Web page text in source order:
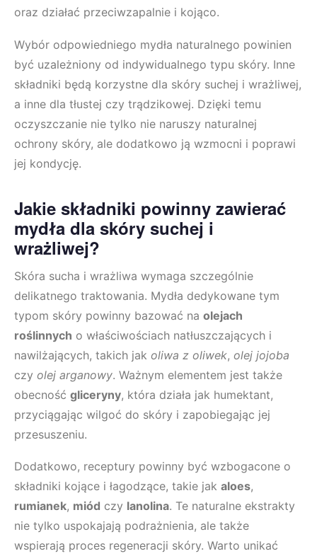
oraz działać przeciwzapalnie i kojąco.
Wybór odpowiedniego mydła naturalnego powinien
być uzależniony od indywidualnego typu skóry. Inne
składniki będą korzystne dla skóry suchej i wrażliwej,
a inne dla tłustej czy trądzikowej. Dzięki temu
oczyszczanie nie tylko nie naruszy naturalnej
ochrony skóry, ale dodatkowo ją wzmocni i poprawi
jej kondycję.
Jakie składniki powinny zawierać
mydła dla skóry suchej i
wrażliwej?
Skóra sucha i wrażliwa wymaga szczególnie
delikatnego traktowania. Mydła dedykowane tym
typom skóry powinny bazować na olejach
roślinnych o właściwościach natłuszczających i
nawilżających, takich jak oliwa z oliwek, olej jojoba
czy olej arganowy. Ważnym elementem jest także
obecność gliceryny, która działa jak humektant,
przyciągając wilgoć do skóry i zapobiegając jej
przesuszeniu.
Dodatkowo, receptury powinny być wzbogacone o
składniki kojące i łagodzące, takie jak aloes,
rumianek, miód czy lanolina. Te naturalne ekstrakty
nie tylko uspokajają podrażnienia, ale także
wspierają proces regeneracji skóry. Warto unikać